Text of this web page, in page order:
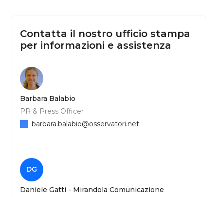
Contatta il nostro ufficio stampa
per informazioni e assistenza
Barbara Balabio
PR & Press Officer
barbara.balabio@osservatori.net
DG
Daniele Gatti - Mirandola Comunicazione